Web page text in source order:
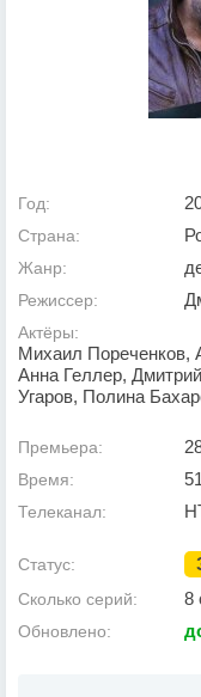
Год:
Страна:
Жанр:
Режиссер:
Актёры:
Михаил Пореченков,
Анна Геллер,
Угаров, Полина
Премьера:
Время:
Телеканал:
Статус:
Сколько серий: 8
Обновлено: